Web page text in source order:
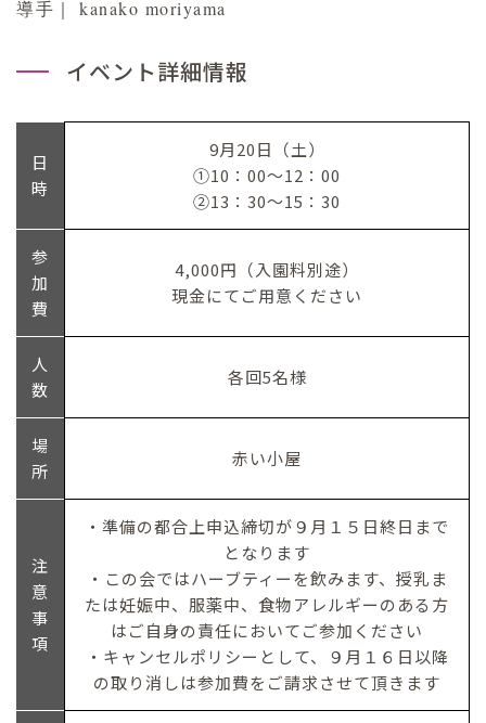
導手｜ kanako moriyama
イベント詳細情報
日
時
9月20日（土）
①10：00～12：00
②13：30～15：30
参
加
費
4,000円（入園料別途）
現金にてご用意ください
人
数
各回5名様
場
所
赤い小屋
注
意
事
項
・準備の都合上申込締切が９月１５日終日まで
となります
・この会ではハーブティーを飲みます、授乳ま
たは妊娠中、服薬中、食物アレルギーのある方
はご自身の責任においてご参加ください
・キャンセルポリシーとして、９月１６日以降
の取り消しは参加費をご請求させて頂きます